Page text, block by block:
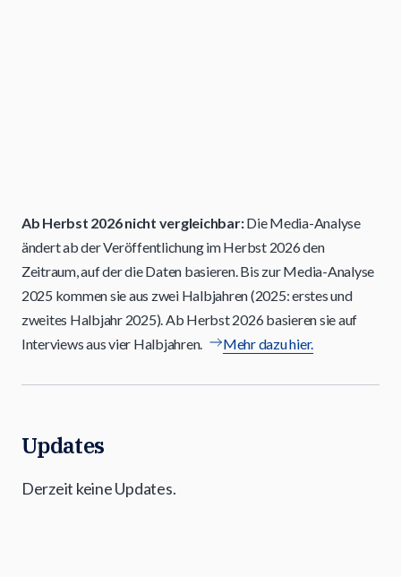
Ab Herbst 2026 nicht vergleichbar:Die Media-Analyse
ändert ab der Veröffentlichung im Herbst 2026 den
Zeitraum, auf der die Daten basieren. Bis zur Media-Analyse
2025 kommen sie aus zwei Halbjahren (2025: erstes und
zweites Halbjahr 2025). Ab Herbst 2026 basieren sie auf
Interviews aus vier Halbjahren.
Mehr dazu hier.
Updates
Derzeit keine Updates.